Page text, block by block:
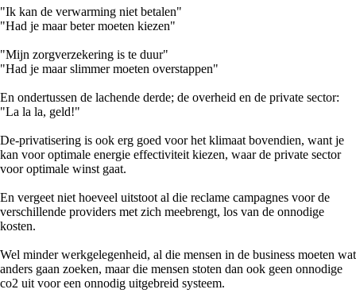
"Ik kan de verwarming niet betalen"
"Had je maar beter moeten kiezen"
"Mijn zorgverzekering is te duur"
"Had je maar slimmer moeten overstappen"
En ondertussen de lachende derde; de overheid en de private sector:
"La la la, geld!"
De-privatisering is ook erg goed voor het klimaat bovendien, want je
kan voor optimale energie effectiviteit kiezen, waar de private sector
voor optimale winst gaat.
En vergeet niet hoeveel uitstoot al die reclame campagnes voor de
verschillende providers met zich meebrengt, los van de onnodige
kosten.
Wel minder werkgelegenheid, al die mensen in de business moeten wat
anders gaan zoeken, maar die mensen stoten dan ook geen onnodige
co2 uit voor een onnodig uitgebreid systeem.